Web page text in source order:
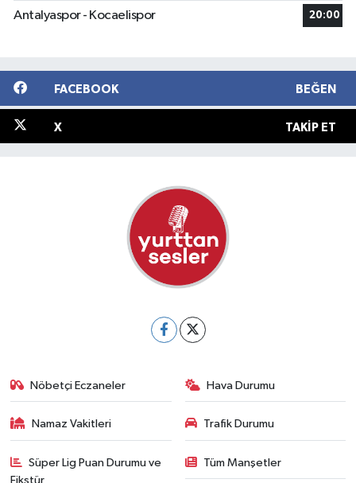
Antalyaspor - Kocaelispor 20:00
FACEBOOK BEĞEN
X TAKIP ET
Nöbetçi Eczaneler Hava Durumu
Namaz Vakitleri Trafik Durumu
Süper Lig Puan Durumu ve
Fikstür
Tüm Manşetler